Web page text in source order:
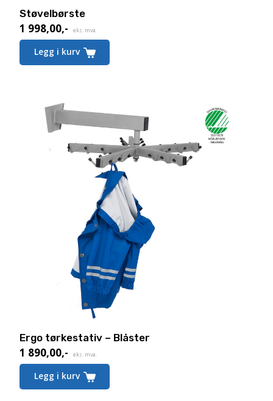
Støvelbørste
1 998,00,- eks. mva.
Legg i kurv
Ergo tørkestativ – Blåster
1 890,00,- eks. mva.
Legg i kurv